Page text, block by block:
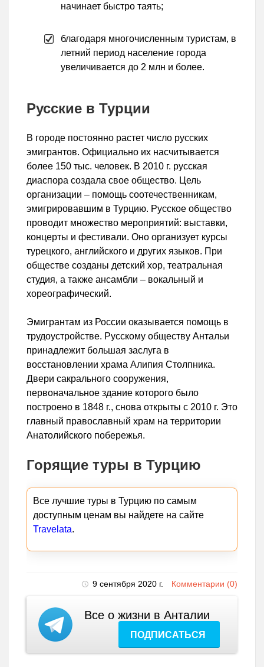
начинает быстро таять;
благодаря многочисленным туристам, в
летний период население города
увеличивается до 2 млн и более.
Русские в Турции
В городе постоянно растет число русских
эмигрантов. Официально их насчитывается
более 150 тыс. человек. В 2010 г. русская
диаспора создала свое общество. Цель
организации – помощь соотечественникам,
эмигрировавшим в Турцию. Русское общество
проводит множество мероприятий: выставки,
концерты и фестивали. Оно организует курсы
турецкого, английского и других языков. При
обществе созданы детский хор, театральная
студия, а также ансамбли – вокальный и
хореографический.
Эмигрантам из России оказывается помощь в
трудоустройстве. Русскому обществу Антальи
принадлежит большая заслуга в
восстановлении храма Алипия Столпника.
Двери сакрального сооружения,
первоначальное здание которого было
построено в 1848 г., снова открыты с 2010 г. Это
главный православный храм на территории
Анатолийского побережья.
Горящие туры в Турцию
Все лучшие туры в Турцию по самым
доступным ценам вы найдете на сайте
Travelata.
9 сентября 2020 г. Комментарии (0)
Все о жизни в Анталии
ПОДПИСАТЬСЯ